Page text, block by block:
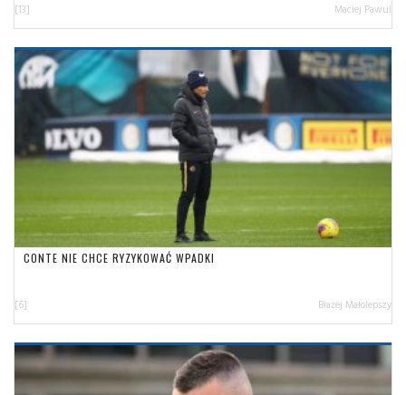
[13] Maciej Pawul
CONTE NIE CHCE RYZYKOWAĆ WPADKI
[6] Błażej Małolepszy